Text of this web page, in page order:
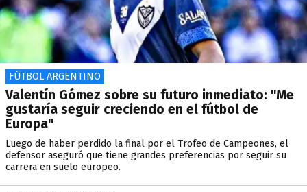
FÚTBOL ARGENTINO
Valentín Gómez sobre su futuro inmediato: "Me
gustaría seguir creciendo en el fútbol de
Europa"
Luego de haber perdido la final por el Trofeo de Campeones, el
defensor aseguró que tiene grandes preferencias por seguir su
carrera en suelo europeo.